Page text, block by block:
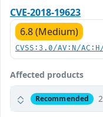
CVE-2018-19623
6.8 (Medium)
CVSS:3.0/AV:N/
Affected products
Recommended